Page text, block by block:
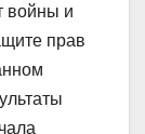
войны и
прав